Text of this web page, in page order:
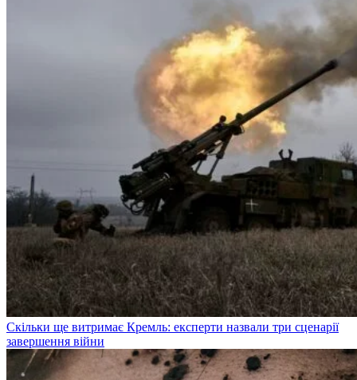
Скільки ще витримає Кремль: експерти назвали три сценарії
завершення війни